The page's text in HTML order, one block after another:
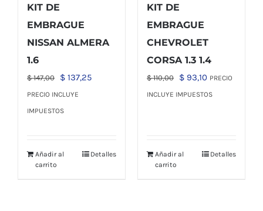
KIT DE
EMBRAGUE
NISSAN ALMERA
1.6
$147,00
El
precio
original
$ 137,25El
PRECIO INCLUYE
IMPUESTOS
Añadir al
carrito
Detalles
KIT DE
EMBRAGUE
CHEVROLET
CORSA 1.3 1.4
$110,00
El
precio
$ 93,10El
precio
PRECIO
INCLUYE IMPUESTOS
Añadir al
carrito
Detalles